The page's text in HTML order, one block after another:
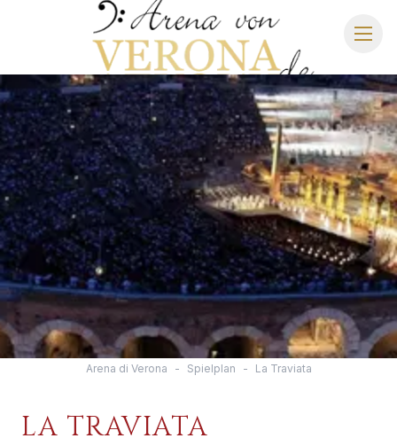
ARENA DI VERONA
SPIELPLAN 2027
SITZPLAN HOTELS
ANREISE
Arena di Verona - Spielplan - La Traviata
LA TRAVIATA